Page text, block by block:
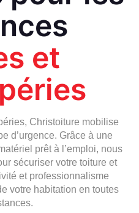
et
Christoiture mobilise
d’urgence. Grâce à une
prêt à l’emploi, nous
sécuriser votre toiture et
et professionnalisme
votre habitation en toutes